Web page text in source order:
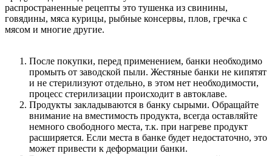
распространенные рецепты это тушенка из свинины,
говядины, мяса курицы, рыбные консервы, плов, гречка с
мясом и многие другие.
После покупки, перед применением, банки необходимо
промыть от заводской пыли. Жестяные банки не кипятят
и не стерилизуют отдельно, в этом нет необходимости,
процесс стерилизации происходит в автоклаве.
Продукты закладываются в банку сырыми. Обращайте
внимание на вместимость продукта, всегда оставляйте
немного свободного места, т.к. при нагреве продукт
расширяется. Если места в банке будет недостаточно, это
может привести к деформации банки.